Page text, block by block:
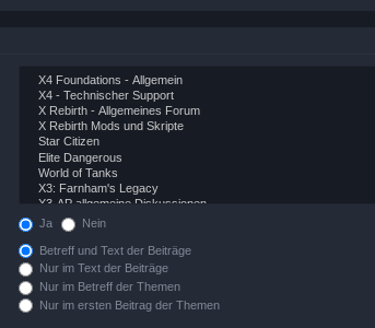
Ja Nein
Betreff und Text der Beiträge
Nur im Text der Beiträge
Nur im Betreff der Themen
Nur im ersten Beitrag der Themen